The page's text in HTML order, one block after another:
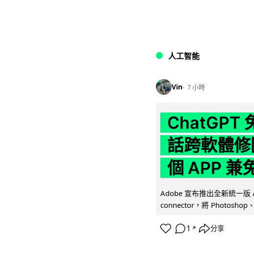
人工智能
Vin 7 小時
ChatGPT
話跨軟體
個 APP 兼
Adobe 宣布推出全新統一版
connector，將 Photoshop
1 ↗ 分享